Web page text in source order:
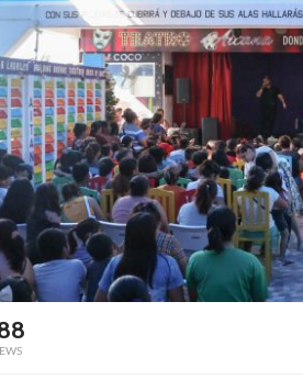
Redacción 4 horas ago